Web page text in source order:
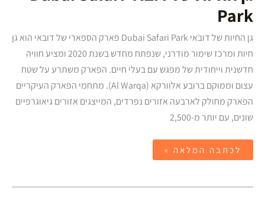
Park
גן החיות של דובאי Dubai Safari Park פארק הספארי של דובאי הוא גן
חיות ומרכז שימור מודרני, שנפתח מחדש בשנת 2020 ומציע חוויה
חדשנית וייחודית של מפגש עם בעלי חיים. הפארק משתרע על שטח
עצום וממוקם ברובע אלוורקא (Al Warqa). מתחמי הפארק העיקריים
הפארק מחולק לארבעה אזורים נפרדים, המייצגים אזורים גיאוגרפיים
שונים, עם יותר מ-2,500
לכתבה המלאה »